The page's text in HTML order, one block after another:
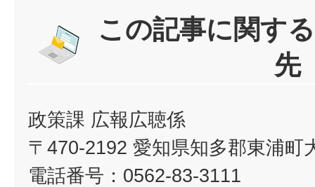
この記事に関す
先
政策課 広報広聴係
〒470-2192 愛知県知多郡東浦町
電話番号：0562-83-3111